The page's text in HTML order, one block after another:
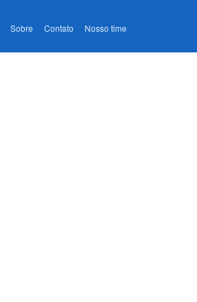
Sobre Contato Nosso time